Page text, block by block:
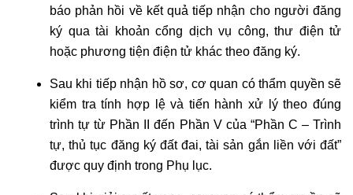
báo phản hồi về kết quả tiếp nhận cho người đăng
ký qua tài khoản cổng dịch vụ công, thư điện tử
hoặc phương tiện điện tử khác theo đăng ký.
Sau khi tiếp nhận hồ sơ, cơ quan có thẩm quyền sẽ
kiểm tra tính hợp lệ và tiến hành xử lý theo đúng
trình tự từ Phần II đến Phần V của “Phần C – Trình
tự, thủ tục đăng ký đất đai, tài sản gắn liền với đất”
được quy định trong Phụ lục.